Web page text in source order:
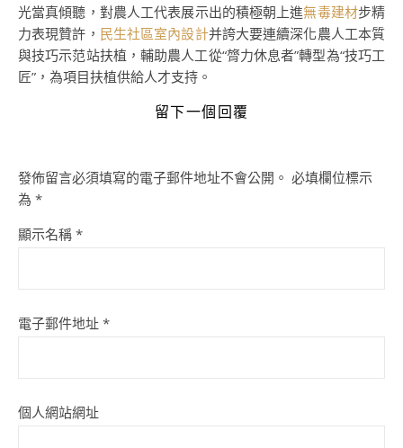
光當真傾聽，對農人工代表展示出的積極朝上進無毒建材步精
力表現贊許， 民生社區室內設計并誇大要連續深化農人工本質
與技巧示范站扶植，輔助農人工從“膂力休息者”轉型為“技巧工
匠”，為項目扶植供給人才支持。
留下一個回覆
發佈留言必須填寫的電子郵件地址不會公開。 必填欄位標示
為 *
顯示名稱 *
電子郵件地址 *
個人網站網址